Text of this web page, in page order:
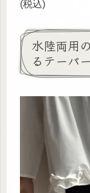
(税込)
水陸両用
るテーパ